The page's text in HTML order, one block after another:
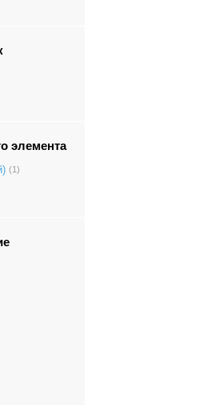
элемента
(1)